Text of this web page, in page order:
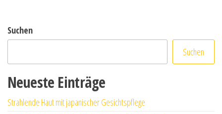
Suchen
Suchen
Neueste Einträge
Strahlende Haut mit japanischer Gesichtspflege